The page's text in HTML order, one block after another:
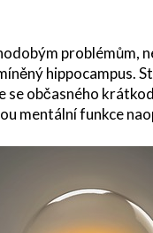
problémům,
hippocampus.
se občasného
mentální funkce